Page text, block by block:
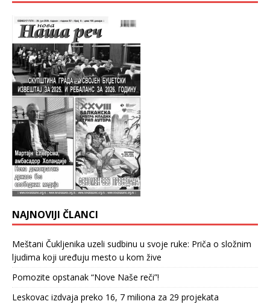
NAJNOVIJI ČLANCI
Meštani Čukljenika uzeli sudbinu u svoje ruke: Priča o složnim
ljudima koji uređuju mesto u kom žive
Pomozite opstanak “Nove Naše reči”!
Leskovac izdvaja preko 16, 7 miliona za 29 projekata